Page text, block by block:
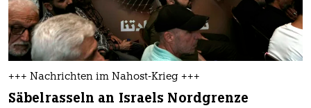
+++ Nachrichten im Nahost-Krieg +++
Säbelrasseln an Israels Nordgrenze